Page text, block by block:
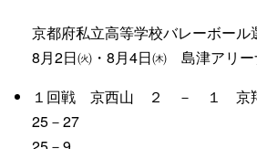
京都府私立高等学校バレーボール
8月2日㈫・8月4日㈭ 島津アリー
１回戦 京西山 ２ － １ 京
25－27